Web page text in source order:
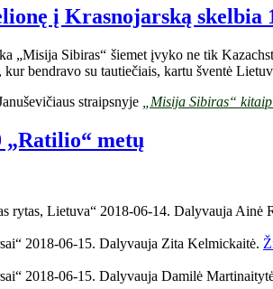
į Krasnojarską skelbia
„Misija Sibiras“ šiemet įvyko ne tik
kur bendravo su tautiečiais, kartu šventė
straipsnyje
„Misija Sibiras“
„Ratilio“ metų
rytas, Lietuva“ 2018-06-14. Dalyvauja Ainė
2018-06-15. Dalyvauja Zita Kelmickaitė.
2018-06-15. Dalyvauja Damilė